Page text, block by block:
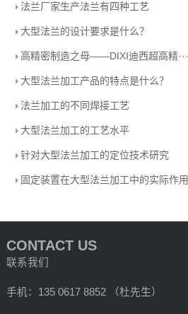
法兰厂家生产法兰有四种工艺
大型法兰的设计要求是什么？
高精密制造之母——DIXI迪西超高精···
大型法兰加工产品的特点是什么？
法兰加工的不同焊接工艺
大型法兰加工的工艺水平
针对大型法兰加工的定位技术研究
固定装置在大型法兰加工中的实际作用
CONTACT US
联系我们
手机：135 0617 8852 （杜先生）